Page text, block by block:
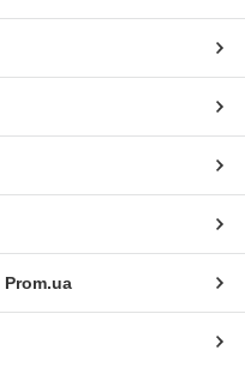
Prom.ua